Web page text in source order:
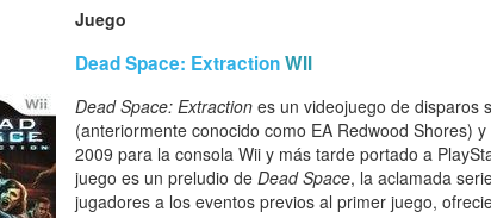
Juego
Dead Space: ExtractionWII
Dead Space: Extraction es un videojuego de disparos
(anteriormente conocido como EA Redwood Shores)
2009 para la consola Wii y más tarde portado a
juego es un preludio de Dead Space, la aclamada
jugadores a los eventos previos al primer juego,